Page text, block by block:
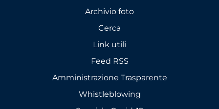
Archivio foto
Cerca
Link utili
Feed RSS
Amministrazione Trasparente
Whistleblowing